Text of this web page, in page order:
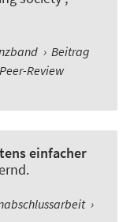
› Beitrag
Peer-Review
einfacher
›